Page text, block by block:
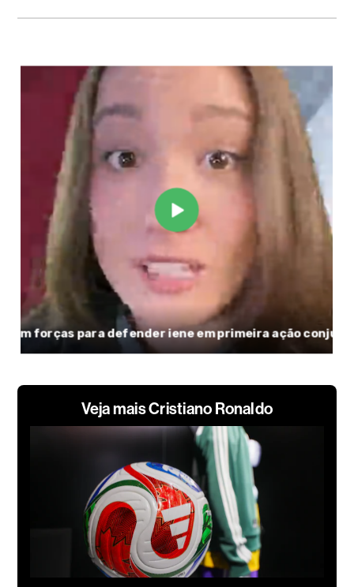
Veja mais Cristiano Ronaldo